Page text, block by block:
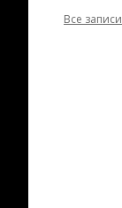
Все записи